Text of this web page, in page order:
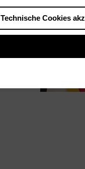
Technische Cookies